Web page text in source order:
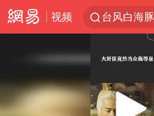
视频
台风白海
台风白海
U17国足1